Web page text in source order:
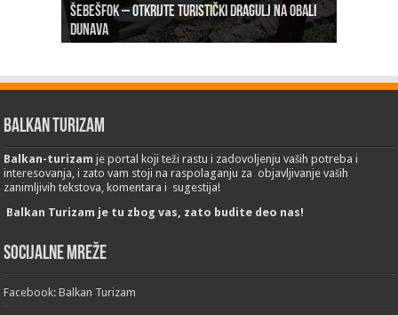
Šebešfok – Otkrijte turistički dragulj na obali
Dunava
Erdevik: Sremska kulenijada 8. juna
Pomerena kupališna sezona na Gradskoj plaži u
Sremskoj Mitrovici
Novi Sad: Exit festival od 6.do 9. jula
26. Međunarodni sajam turizma „EMITT 2023“
Balkan Turizam
Balkan-turizam je portal koji teži rastu i zadovoljenju vaših potreba i
interesovanja, i zato vam stoji na raspolaganju za objavljivanje vaših
zanimljivih tekstova, komentara i sugestija!
Balkan Turizam je tu zbog vas, zato budite deo nas!
Socijalne mreže
Facebook: Balkan Turizam